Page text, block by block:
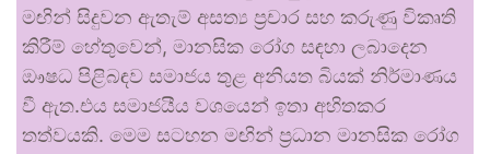
මඟින් සිදුවන ඇතැම් අසත්‍ය ප්‍රචාර සහ කරුණු විකෘති
කිරීම් හේතුවෙන්, මානසික රෝග සඳහා ලබාදෙන
ඖෂධ පිළිබඳව සමාජය තුළ අනියත බියක් නිර්මාණය
වී ඇත.එය සමාජයීය වශයෙන් ඉතා අහිතකර
තත්වයකි. මෙම සටහන මඟින් ප්‍රධාන මානසික රෝග